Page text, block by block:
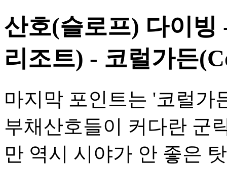
산호(슬로프) 다이빙
리조트) - 코럴가든
마지막 포인트는 '코럴가
부채산호들이 커다란 군
만 역시 시야가 안 좋은